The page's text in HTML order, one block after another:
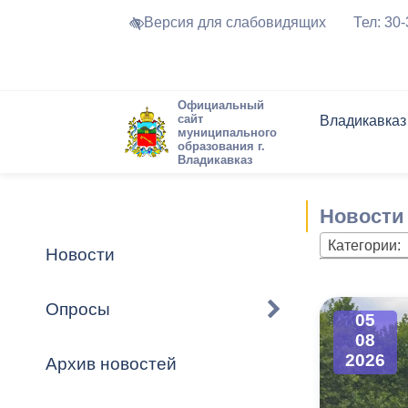
Версия для слабовидящих Тел:
Официальный
сайт
муниципального
образования г.
Владикавказ
Владикавказ
Устав города
Города-
городского
Торги и
Формы
Обратная
Комиссии
График
Новостная
Актуально
Новости
Опросы
Архив новостей
Новости
Категории:
05
08
2026